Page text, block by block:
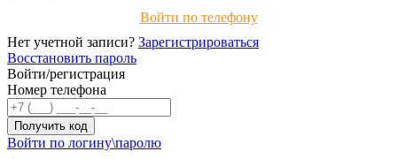
Войти по телефону
Нет учетной записи? Зарегистрироваться
Восстановить пароль
Войти/регистрация
Номер телефона
Войти по логину\паролю